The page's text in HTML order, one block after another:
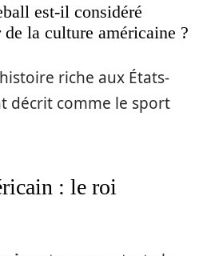
est-il considéré
la culture américaine ?
riche aux États-
décrit comme le sport
: le roi